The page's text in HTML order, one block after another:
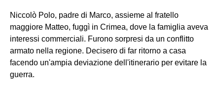
Niccolò Polo, padre di Marco, assieme al fratello
maggiore Matteo, fuggì in Crimea, dove la famiglia aveva
interessi commerciali. Furono sorpresi da un conflitto
armato nella regione. Decisero di far ritorno a casa
facendo un'ampia deviazione dell'itinerario per evitare la
guerra.